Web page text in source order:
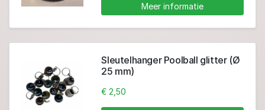
Meer informatie
Sleutelhanger Poolball glitter (Ø
25 mm)
€ 2,50